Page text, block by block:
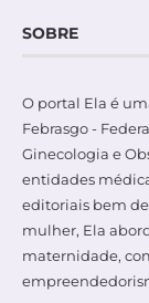
SOBRE
O portal Ela é
Febrasgo -
Ginecologia e
entidades
editoriais bem
mulher, Ela
maternidade,